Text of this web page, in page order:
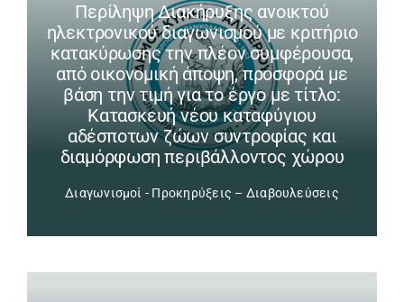
Περίληψη Διακήρυξης ανοικτού
ηλεκτρονικού διαγωνισμού με κριτήριο
κατακύρωσης την πλέον συμφέρουσα,
από οικονομική άποψη, προσφορά με
βάση την τιμή για το έργο με τίτλο:
Κατασκευή νέου καταφύγιου
αδέσποτων ζώων συντροφίας και
διαμόρφωση περιβάλλοντος χώρου
Διαγωνισμοί - Προκηρύξεις – Διαβουλεύσεις